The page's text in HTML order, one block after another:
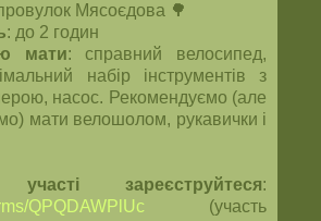
Мясоєдова 🌳
: до 2 годин
мати: справний велосипед,
набір інструментів з
насос. Рекомендуємо (але
мати велошолом, рукавички і
зареєструйтеся:
QPQDAWPlUc (участь